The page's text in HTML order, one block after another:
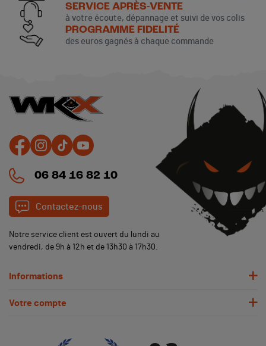
SERVICE APRÈS-VENTE
à votre écoute, dépannage et suivi de vos colis
PROGRAMME FIDELITÉ
des euros gagnés à chaque commande
06 84 16 82 10
Contactez-nous
Notre service client est ouvert du lundi au
vendredi, de 9h à 12h et de 13h30 à 17h30.
Informations
Votre compte